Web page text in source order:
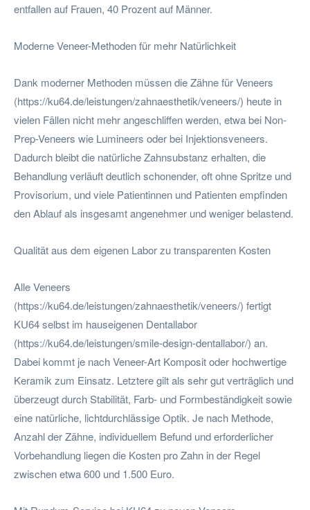
entfallen auf Frauen, 40 Prozent auf Männer.
Moderne Veneer-Methoden für mehr Natürlichkeit
Dank moderner Methoden müssen die Zähne für Veneers
(https://ku64.de/leistungen/zahnaesthetik/veneers/) heute in
vielen Fällen nicht mehr angeschliffen werden, etwa bei Non-
Prep-Veneers wie Lumineers oder bei Injektionsveneers.
Dadurch bleibt die natürliche Zahnsubstanz erhalten, die
Behandlung verläuft deutlich schonender, oft ohne Spritze und
Provisorium, und viele Patientinnen und Patienten empfinden
den Ablauf als insgesamt angenehmer und weniger belastend.
Qualität aus dem eigenen Labor zu transparenten Kosten
Alle Veneers
(https://ku64.de/leistungen/zahnaesthetik/veneers/) fertigt
KU64 selbst im hauseigenen Dentallabor
(https://ku64.de/leistungen/smile-design-dentallabor/) an.
Dabei kommt je nach Veneer-Art Komposit oder hochwertige
Keramik zum Einsatz. Letztere gilt als sehr gut verträglich und
überzeugt durch Stabilität, Farb- und Formbeständigkeit sowie
eine natürliche, lichtdurchlässige Optik. Je nach Methode,
Anzahl der Zähne, individuellem Befund und erforderlicher
Vorbehandlung liegen die Kosten pro Zahn in der Regel
zwischen etwa 600 und 1.500 Euro.